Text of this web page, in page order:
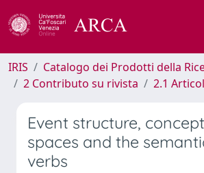
IRIS
Catalogo dei Prodotti della
2 Contributo su rivista
2.1
Event structure,
spaces and the
verbs